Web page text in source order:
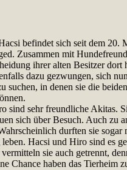
befindet sich seit dem 20.
Zusammen mit
ihrer alten Besitzer dort
dazu gezwungen, sich
suchen, in denen sie die
sind sehr freundliche Akitas.
sich über Besuch. Auch zu
durften sie
Hacsi und Hiro sind es
sie auch getrennt,
Chance haben das Tierheim